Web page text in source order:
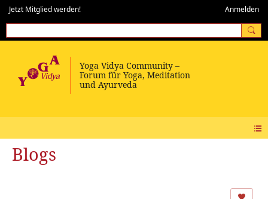
Jetzt Mitglied werden! Anmelden
Blogs